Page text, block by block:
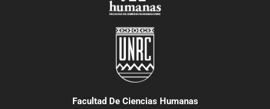
Facultad De Ciencias Humanas